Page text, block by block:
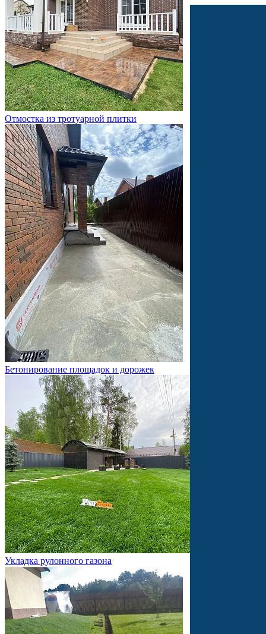
Отмостка из тротуарной плитки
Бетонирование площадок и дорожек
Укладка рулонного газона